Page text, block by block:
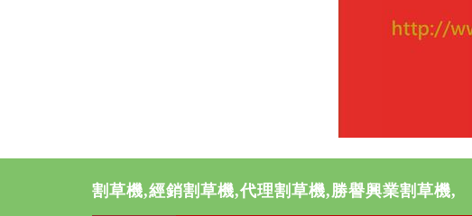
割草機,經銷割草機,代理割草機,勝譽興業割草機,